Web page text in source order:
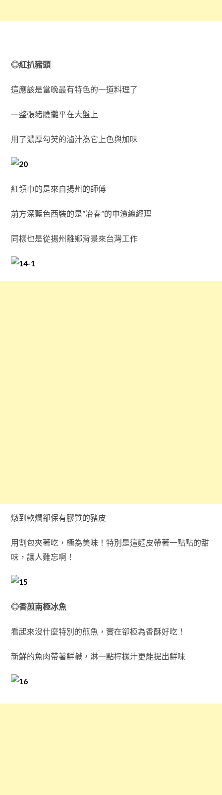
◎紅扒豬頭
這應該是當晚最有特色的一道料理了
一整張豬臉攤平在大盤上
用了濃厚勾芡的滷汁為它上色與加味
紅領巾的是來自揚州的師傅
前方深藍色西裝的是”冶春”的申濱總經理
同樣也是從揚州離鄉背景來台灣工作
燉到軟爛卻保有膠質的豬皮
用割包夾著吃，極為美味！特別是這麵皮帶著一點點的甜
味，讓人難忘啊！
◎香煎南極冰魚
看起來沒什麼特別的煎魚，實在卻極為香酥好吃！
新鮮的魚肉帶著鮮鹹，淋一點檸檬汁更能提出鮮味